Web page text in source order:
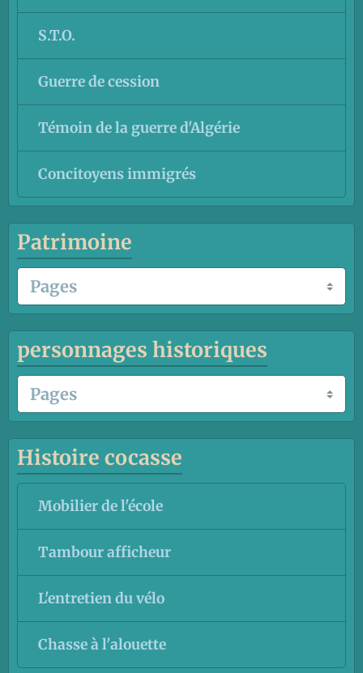
S.T.O.
Guerre de cession
Témoin de la guerre d'Algérie
Concitoyens immigrés
Patrimoine
personnages historiques
Histoire cocasse
Mobilier de l'école
Tambour afficheur
L'entretien du vélo
Chasse à l'alouette